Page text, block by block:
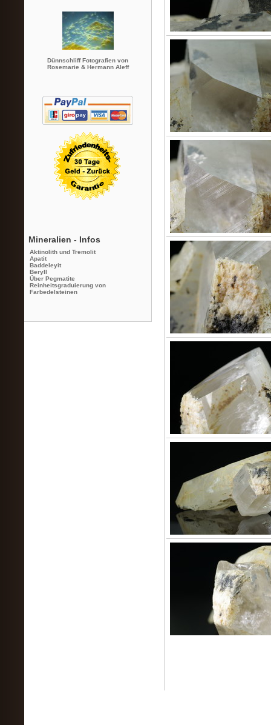
Dünnschliff Fotografien von
Rosemarie & Hermann Aleff
Mineralien - Infos
Aktinolith und Tremolit
Apatit
Baddeleyit
Beryll
Über Pegmatite
Reinheitsgraduierung von
Farbedelsteinen